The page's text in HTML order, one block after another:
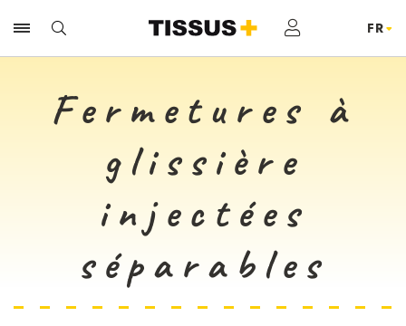
Fermetures à
glissière
injectées
séparables